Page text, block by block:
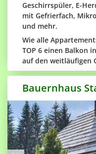
Geschirrspüler, E-
mit Gefrierfach,
und mehr.
Wie alle
TOP 6 einen Balkon
auf den weitläufigen
Bauernhaus